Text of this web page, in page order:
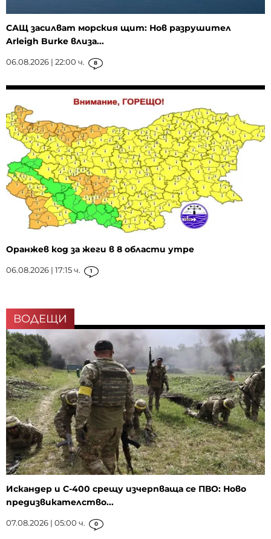
САЩ засилват морския щит: Нов разрушител
Arleigh Burke влиза...
06.08.2026 | 22:00 ч. 8
Оранжев код за жеги в 8 области утре
06.08.2026 | 17:15 ч. 1
ВОДЕЩИ
Искандер и С-400 срещу изчерпваща се ПВО: Ново
предизвикателство...
07.08.2026 | 05:00 ч. 0